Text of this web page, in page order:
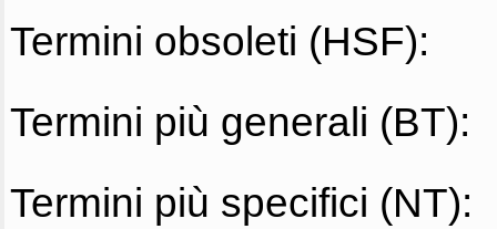
Termini obsoleti (HSF):
Termini più generali (BT):
Termini più specifici (NT):